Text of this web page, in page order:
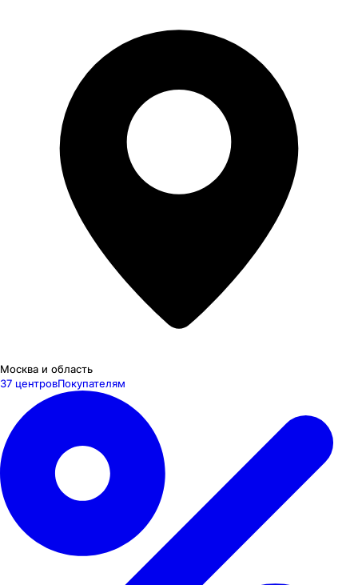
Москва и область
37 центровПокупателям